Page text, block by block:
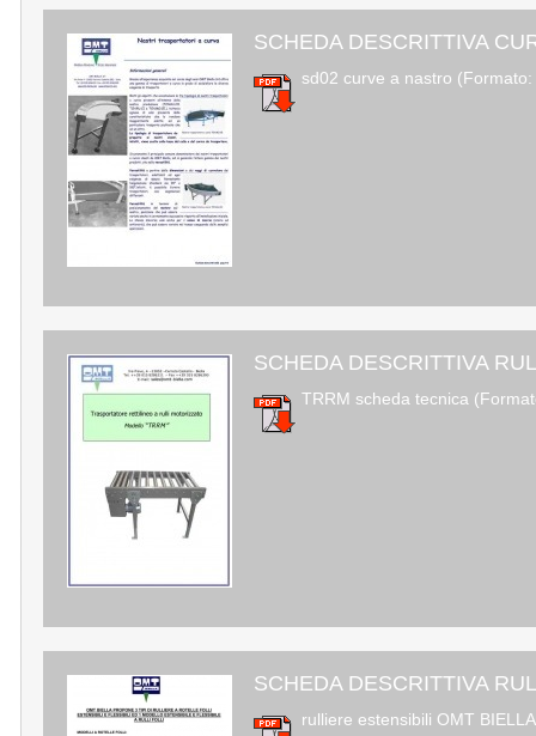
SCHEDA DESCRITTIVA
sd02 curve a nastro (Formato:
SCHEDA DESCRITTIVA
TRRM scheda tecnica
SCHEDA DESCRITTIVA
rulliere estensibili OMT